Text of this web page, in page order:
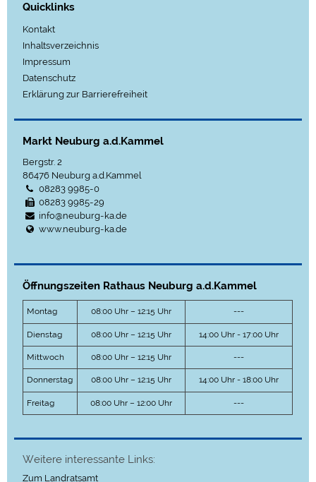
Quicklinks
Kontakt
Inhaltsverzeichnis
Impressum
Datenschutz
Erklärung zur Barrierefreiheit
Markt Neuburg a.d.Kammel
Bergstr. 2
86476 Neuburg a.d.Kammel
08283 9985-0
08283 9985-29
info@neuburg-ka.de
www.neuburg-ka.de
Öffnungszeiten Rathaus Neuburg a.d.Kammel
Montag 08:00 Uhr – 12:15 Uhr ---
Dienstag 08:00 Uhr – 12:15 Uhr 14:00 Uhr - 17:00 Uhr
Mittwoch 08:00 Uhr – 12:15 Uhr ---
Donnerstag 08:00 Uhr – 12:15 Uhr 14:00 Uhr - 18:00 Uhr
Freitag 08:00 Uhr – 12:00 Uhr ---
Weitere interessante Links:
Zum Landratsamt